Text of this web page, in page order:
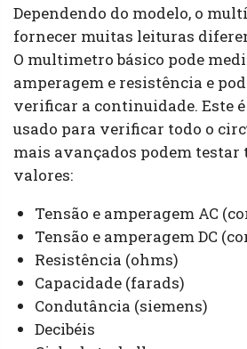
Dependendo do modelo, o
fornecer muitas leituras
O multimetro básico pode
amperagem e resistência e
verificar a continuidade. Este
usado para verificar todo o
mais avançados podem testar
valores:
Tensão e amperagem AC
Tensão e amperagem DC
Resistência (ohms)
Capacidade (farads)
Condutância (siemens)
Decibéis